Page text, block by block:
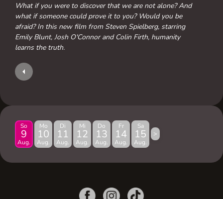
What if you were to discover that we are not alone? And
what if someone could prove it to you? Would you be
afraid? In this new film from Steven Spielberg, starring
Emily Blunt, Josh O'Connor and Colin Firth, humanity
learns the truth.
So
9
Aug.
Mo
10
Aug.
Di
11
Aug.
Mi
12
Aug.
Do
13
Aug.
Fr
14
Aug.
Sa
15
Aug.
>